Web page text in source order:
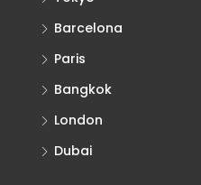
Barcelona
Paris
Bangkok
London
Dubai